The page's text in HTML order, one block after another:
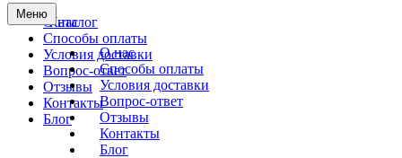
Меню
О нас
Способы оплаты
Условия доставки
Вопрос-ответ
Отзывы
Контакты
Блог
Каталог
О нас
Способы оплаты
Условия доставки
Вопрос-ответ
Отзывы
Контакты
Блог